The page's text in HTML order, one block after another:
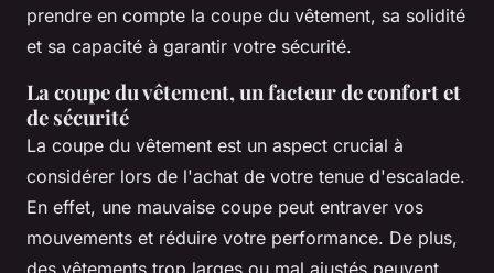
prendre en compte la coupe du vêtement, sa solidité
et sa capacité à garantir votre sécurité.
La coupe du vêtement, un facteur de confort et
de sécurité
La coupe du vêtement est un aspect crucial à
considérer lors de l'achat de votre tenue d'escalade.
En effet, une mauvaise coupe peut entraver vos
mouvements et réduire votre performance. De plus,